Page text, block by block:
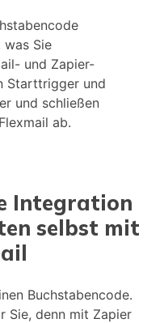
Integration
selbst mit
Buchstabencode.
Sie, denn mit Zapier
was Sie
und Zapier-
Starttrigger und
und schließen
ab.